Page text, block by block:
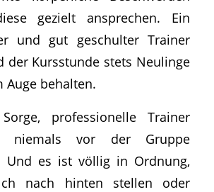
gezielt ansprechen. Ein
und gut geschulter Trainer
der Kursstunde stets Neulinge
Auge behalten.
professionelle Trainer
niemals vor der Gruppe
Und es ist völlig in Ordnung,
nach hinten stellen oder